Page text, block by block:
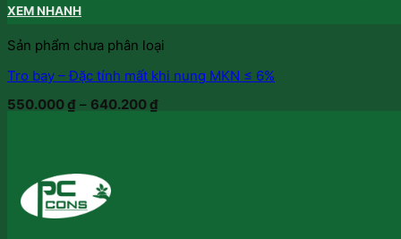
XEM NHANH
Sản phẩm chưa phân loại
Tro bay – Đặc tính mất khi nung MKN ≤ 6%
550.000₫ – 640.200₫